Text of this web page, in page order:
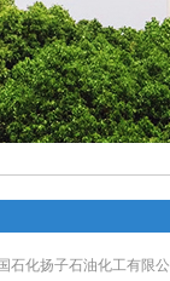
石化扬子石油化工有限